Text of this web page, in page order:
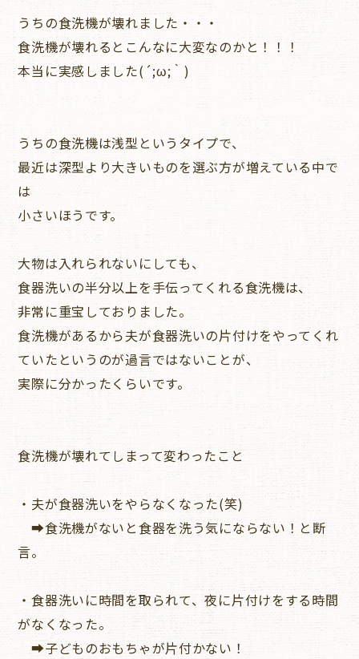
うちの食洗機が壊れました・・・
食洗機が壊れるとこんなに大変なのかと！！！
本当に実感しました(´;ω;｀)
うちの食洗機は浅型というタイプで、
最近は深型より大きいものを選ぶ方が増えている中で
は
小さいほうです。
大物は入れられないにしても、
食器洗いの半分以上を手伝ってくれる食洗機は、
非常に重宝しておりました。
食洗機があるから夫が食器洗いの片付けをやってくれ
ていたというのが過言ではないことが、
実際に分かったくらいです。
食洗機が壊れてしまって変わったこと
・夫が食器洗いをやらなくなった(笑)
➡食洗機がないと食器を洗う気にならない！と断
言。
・食器洗いに時間を取られて、夜に片付けをする時間
がなくなった。
➡子どものおもちゃが片付かない！